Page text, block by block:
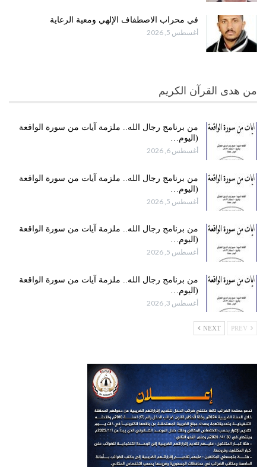
في محراب الاصطفاف الإلهي ومعية الرعاية
أغسطس 5, 2026
من هدى القرآن الكريم
من برنامج رجال الله.. ملزمة آيات من سورة الواقعة
(اليوم…
أغسطس 6, 2026
من برنامج رجال الله.. ملزمة آيات من سورة الواقعة
(اليوم…
أغسطس 5, 2026
من برنامج رجال الله.. ملزمة آيات من سورة الواقعة
(اليوم…
أغسطس 5, 2026
من برنامج رجال الله.. ملزمة آيات من سورة الواقعة
(اليوم…
أغسطس 3, 2026
NEXT